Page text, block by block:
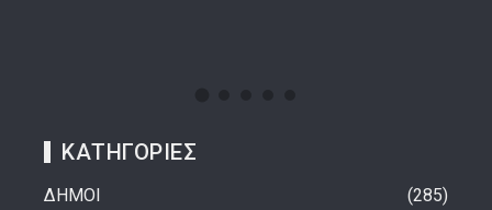
ΚΑΤΗΓΟΡΙΕΣ
ΔΗΜΟΙ
285